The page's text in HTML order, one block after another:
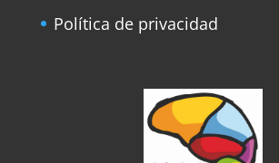
Política de privacidad